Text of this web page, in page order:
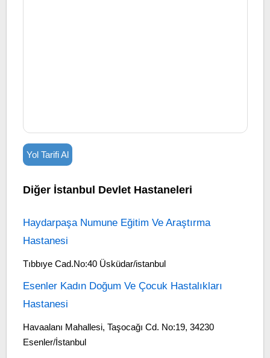
Yol Tarifi Al
Diğer İstanbul Devlet Hastaneleri
Haydarpaşa Numune Eğitim Ve Araştırma
Hastanesi
Tıbbıye Cad.No:40 Üsküdar/istanbul
Esenler Kadın Doğum Ve Çocuk Hastalıkları
Hastanesi
Havaalanı Mahallesi, Taşocağı Cd. No:19, 34230
Esenler/İstanbul